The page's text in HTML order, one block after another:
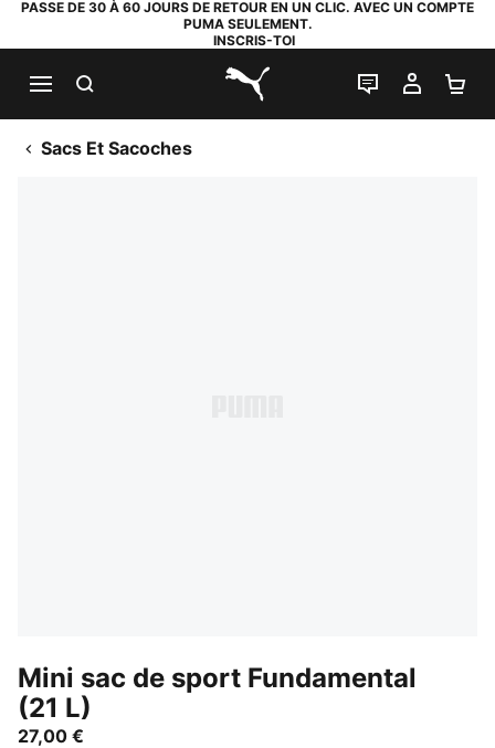
PASSE DE 30 À 60 JOURS DE RETOUR EN UN CLIC. AVEC UN COMPTE
PUMA SEULEMENT.
INSCRIS-TOI
PUMA.com
LIVE CHAT
MON
Sacs Et Sacoches
Mini sac de sport Fundamental
(21 L)
27,00 €